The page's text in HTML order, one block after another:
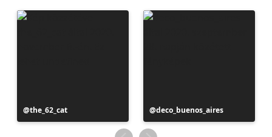
Bejegyzés
közzétevője
the_62_cat
Bejegyzés
közzétevője
deco_buenos_aires